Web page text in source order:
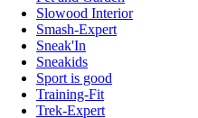
Slowood Interior
Smash-Expert
Sneak'In
Sneakids
Sport is good
Training-Fit
Trek-Expert